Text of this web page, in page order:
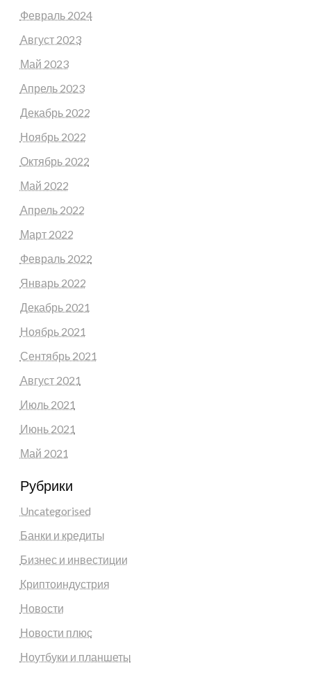
Февраль 2024
Август 2023
Май 2023
Апрель 2023
Декабрь 2022
Ноябрь 2022
Октябрь 2022
Май 2022
Апрель 2022
Март 2022
Февраль 2022
Январь 2022
Декабрь 2021
Ноябрь 2021
Сентябрь 2021
Август 2021
Июль 2021
Июнь 2021
Май 2021
Рубрики
Uncategorised
Банки и кредиты
Бизнес и инвестиции
Криптоиндустрия
Новости
Новости плюс
Ноутбуки и планшеты